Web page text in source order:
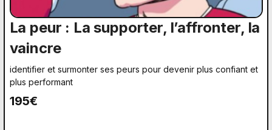
La peur : La supporter, l’affronter, la
vaincre
identifier et surmonter ses peurs pour devenir plus confiant et
plus performant
195€